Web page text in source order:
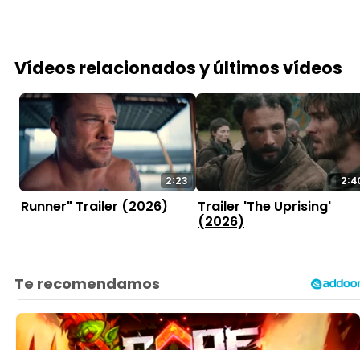
Vídeos relacionados y últimos vídeos
2:23
Runner" Trailer (2026)
Trailer 'The Uprising'
(2026)